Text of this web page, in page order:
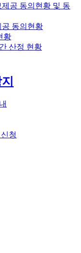
공 동의현황 및 동
동의현황
황
산정 현황
청